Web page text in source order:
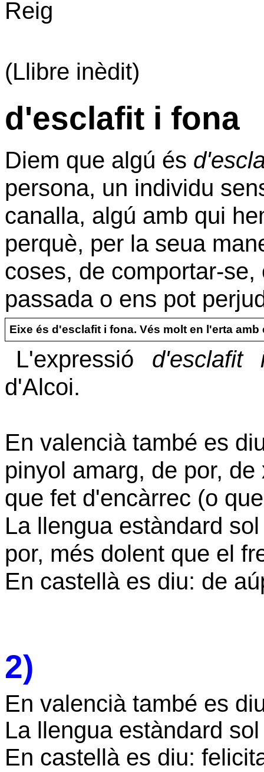
Reig
(Llibre inèdit)
d'esclafit i fona
Diem que algú és
persona, un individu
canalla, algú amb qui
perquè, per la seua
coses, de comportar-
passada o ens pot
Eixe és d'esclafit i fona. Vés molt en l'erta amb
L'expressió d'esclafit
d'Alcoi.
En valencià també es
pinyol amarg, de por,
que fet d'encàrrec (o
La llengua estàndard
por, més dolent que el
En castellà es diu: de
2)
En valencià també es
La llengua estàndard
En castellà es diu: